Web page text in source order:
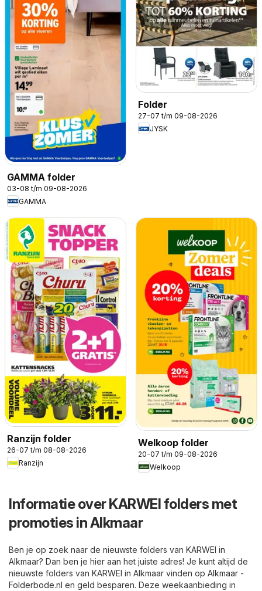
GAMMA folder
03-08 t/m 09-08-2026
GAMMA
Folder
27-07 t/m 09-08-2026
JYSK
Ranzijn folder
26-07 t/m 08-08-2026
Ranzijn
Welkoop folder
20-07 t/m 09-08-2026
Welkoop
Informatie over KARWEI folders met
promoties in Alkmaar
Ben je op zoek naar de nieuwste folders van KARWEI in
Alkmaar? Dan ben je hier aan het juiste adres! Je kunt altijd de
nieuwste folders van KARWEI in Alkmaar vinden op Alkmaar -
Folderbode.nl en geld besparen. Deze weekaanbieding in